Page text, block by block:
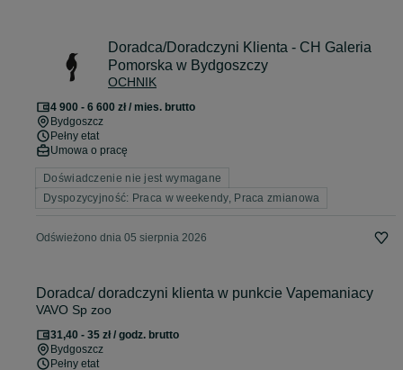
Doradca/Doradczyni Klienta - CH Galeria
Pomorska w Bydgoszczy
OCHNIK
4 900 - 6 600 zł / mies. brutto
Bydgoszcz
Pełny etat
Umowa o pracę
Doświadczenie nie jest wymagane
Dyspozycyjność: Praca w weekendy, Praca zmianowa
Odświeżono dnia 05 sierpnia 2026
Doradca/ doradczyni klienta w punkcie Vapemaniacy
VAVO Sp zoo
31,40 - 35 zł / godz. brutto
Bydgoszcz
Pełny etat